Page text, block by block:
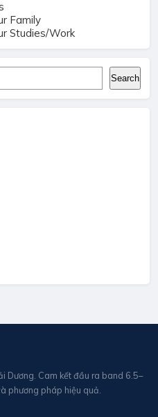
Family
Studies/Work
Search
Dương. Cam kết đầu ra band 6.5–
phương pháp hiệu quả.